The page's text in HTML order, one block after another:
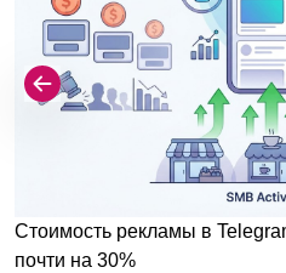
Стоимость рекламы в
почти на 30%